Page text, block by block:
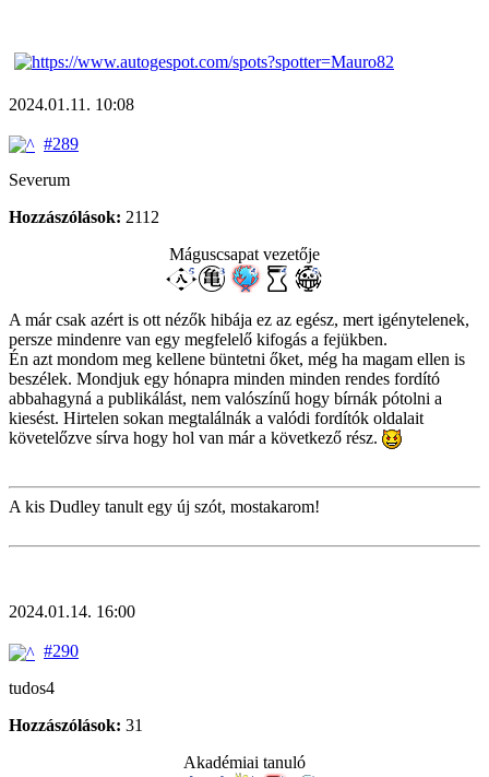
2024.01.11. 10:08
#289
Severum
Hozzászólások: 2112
Máguscsapat vezetője
A már csak azért is ott nézők hibája ez az egész, mert igénytelenek,
persze mindenre van egy megfelelő kifogás a fejükben.
Én azt mondom meg kellene büntetni őket, még ha magam ellen is
beszélek. Mondjuk egy hónapra minden minden rendes fordító
abbahagyná a publikálást, nem valószínű hogy bírnák pótolni a
kiesést. Hirtelen sokan megtalálnák a valódi fordítók oldalait
követelőzve sírva hogy hol van már a következő rész.
A kis Dudley tanult egy új szót, mostakarom!
2024.01.14. 16:00
#290
tudos4
Hozzászólások: 31
Akadémiai tanuló